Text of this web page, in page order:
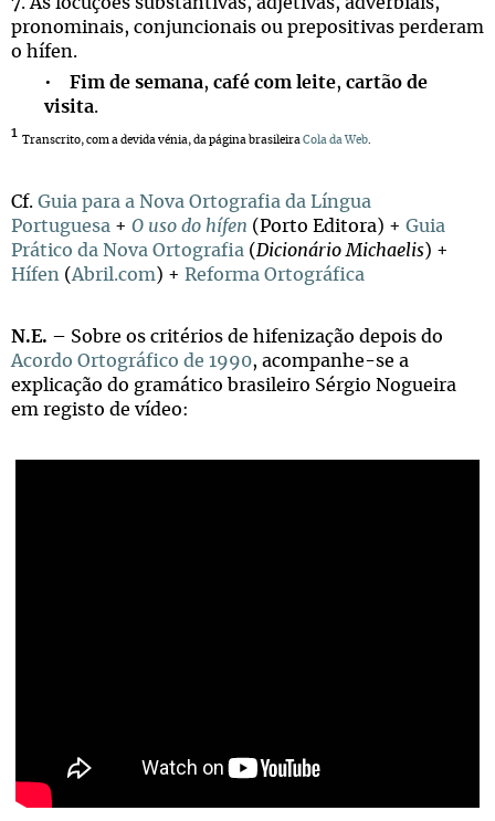
pronominais, conjuncionais ou prepositivas perderam
o hífen.
• Fim de semana, café com leite, cartão de
visita.
1
Transcrito, com a devida vénia, da página brasileira Cola da Web.
Cf. Guia para a Nova Ortografia da Língua
Portuguesa + O uso do hífen (Porto Editora) + Guia
Prático da Nova Ortografia ( Dicionário Michaelis) +
Hífen (Abril.com) + Reforma Ortográfica
N.E. – Sobre os critérios de hifenização depois do
Acordo Ortográfico de 1990, acompanhe-se a
explicação do gramático brasileiro Sérgio Nogueira
em registo de vídeo: